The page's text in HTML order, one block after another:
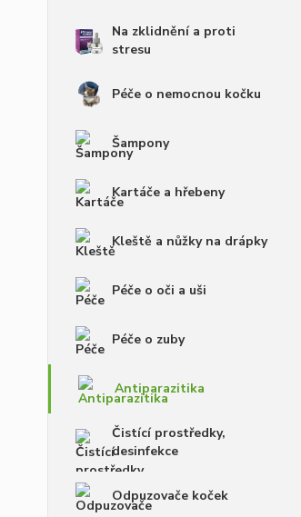
Na zklidnění a proti
stresu
Péče o nemocnou kočku
Šampony
Kartáče a hřebeny
Kleště a nůžky na drápky
Péče o oči a uši
Péče o zuby
Antiparazitika
Čistící prostředky,
desinfekce
Odpuzovače koček